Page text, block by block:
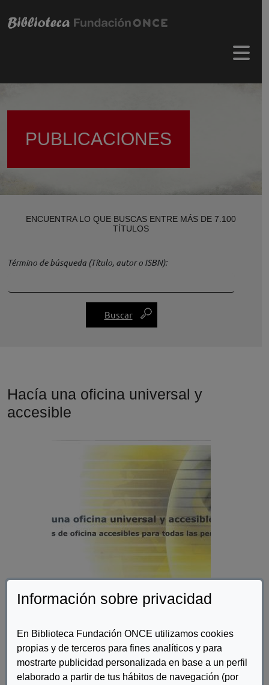
Información sobre privacidad
En Biblioteca Fundación ONCE utilizamos cookies
propias y de terceros para fines analíticos y para
mostrarte publicidad personalizada en base a un perfil
elaborado a partir de tus hábitos de navegación (por
PUBLICACIONES
ENCUENTRA LO QUE BUSCAS ENTRE MÁS DE 7.100
TÍTULOS
Término de búsqueda (Título, autor o ISBN)
Hacía una oficina universal y
accesible
Autor/es:Fundación ONCE, Fundación Seres y Aguirre
Newman